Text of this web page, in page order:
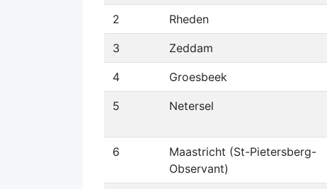
2 Rheden
3 Zeddam
4 Groesbeek
5 Netersel
6
Maastricht (St-Pietersberg-
Observant)